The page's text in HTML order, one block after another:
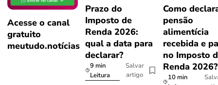
Acesse o canal
gratuito
meutudo.notícias
Prazo do
Imposto de
Renda 2026:
qual a data para
declarar?
9 min
Leitura
Salvar
artigo
Como
pensão
alimentícia
recebida e
no Imposto
Renda
10 min